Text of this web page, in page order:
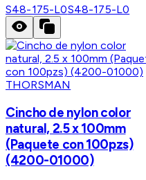
S48-175-L0S48-175-L0
THORSMAN
Cincho de nylon color
natural, 2.5 x 100mm
(Paquete con 100pzs)
(4200-01000)